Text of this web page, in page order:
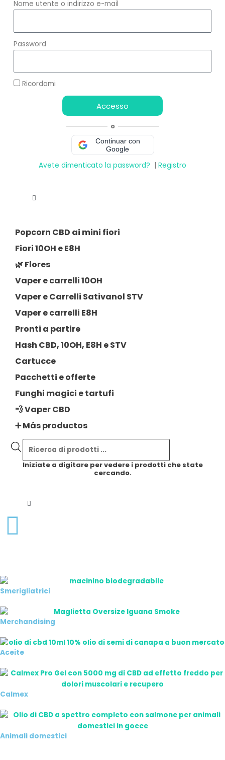
Nome utente o indirizzo e-mail
Password
Ricordami
Accesso
o
Continuar con
Google
Avete dimenticato la password? | Registro
Popcorn CBD ai mini fiori
Fiori 10OH e E8H
🌿 Flores
Vaper e carrelli 10OH
Vaper e Carrelli Sativanol STV
Vaper e carrelli E8H
Pronti a partire
Hash CBD, 10OH, E8H e STV
Cartucce
Pacchetti e offerte
Funghi magici e tartufi
💨 Vaper CBD
➕ Más productos
prodotti
Iniziate a digitare per vedere i prodotti che state
cercando.
Smerigliatrici
Merchandising
Aceite
Calmex
Animali domestici